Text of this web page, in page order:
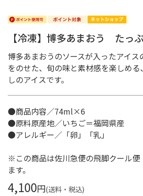
【冷凍】博多あまおう たっ
博多あまおうのソースが入ったアイス
をのせた、旬の味と素材感を楽しめる
しのアイスです。
●商品内容／74ml×6
●原料原産地／いちご＝福岡県産
●アレルギー／「卵」「乳」
※この商品は佐川急便の飛脚クール便
ます。
4,100円(送料・税込)